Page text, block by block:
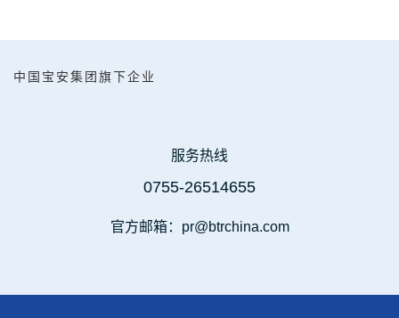
中国宝安集团旗下企业
服务热线
0755-26514655
官方邮箱：pr@btrchina.com